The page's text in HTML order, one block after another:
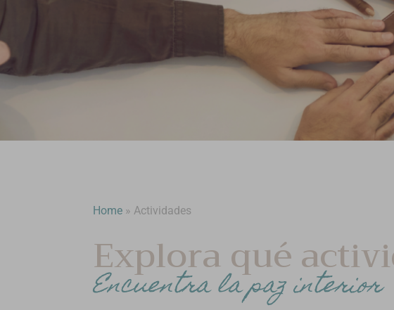
Home » Actividades
Explora qué
Encuentra la paz interior